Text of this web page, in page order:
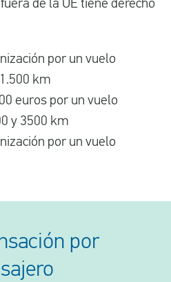
de la UE tiene derecho
por un vuelo
km
euros por un vuelo
y 3500 km
por un vuelo
por